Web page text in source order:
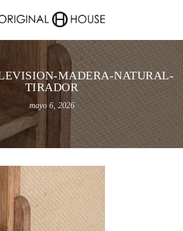
MADERA-NATURAL-
TIRADOR
mayo 6, 2026